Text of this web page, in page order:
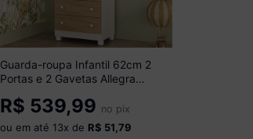
Guarda-roupa Infantil 62cm 2
Portas e 2 Gavetas Allegra
Branco/Madeirado
R$ 539,99 no pix
ou em até 13x de R$ 51,79